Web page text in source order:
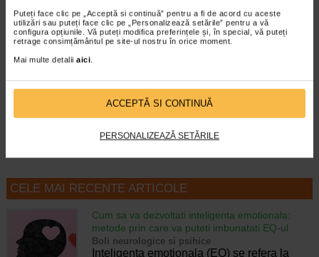
Puteți face clic pe „Acceptă si continuă” pentru a fi de acord cu aceste
utilizări sau puteți face clic pe „Personalizează setările” pentru a vă
configura opțiunile. Vă puteți modifica preferințele și, în special, vă puteți
retrage consimțământul pe site-ul nostru în orice moment.
Mai multe detalii aici.
ACCEPTĂ SI CONTINUĂ
PERSONALIZEAZĂ SETĂRILE
Pasta de dinti albire cu
Carbune Activ, fara fluor, 100…
Pasta de dinti Dabur cu carbune
activ, piper negru si ghimbir ofera o
curatare profunda si o senzatie…
Pasta de dinti cu efect
Pasta de dinti Dabur cu Neem este
inspirata din traditia ayurvedica si
valorifica proprietatile naturale…
CELE MAI RECENTE ARTICOLE
Cum sa va dezvoltati inteligenta emotionala:
metode prin care va puteti imbunatati EQ-ul
Boli neurologice si psihice
Inteligenta emotionala (EQ) se refera la